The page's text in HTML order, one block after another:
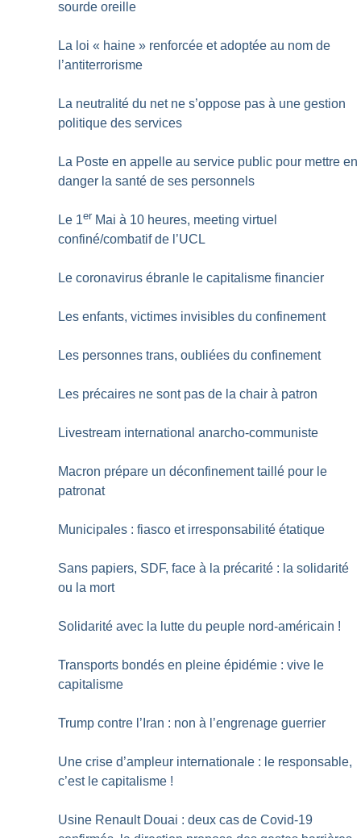
sourde oreille
La loi « haine » renforcée et adoptée au nom de
l’antiterrorisme
La neutralité du net ne s’oppose pas à une gestion
politique des services
La Poste en appelle au service public pour mettre en
danger la santé de ses personnels
Le 1er Mai à 10 heures, meeting virtuel
confiné/combatif de l’UCL
Le coronavirus ébranle le capitalisme financier
Les enfants, victimes invisibles du confinement
Les personnes trans, oubliées du confinement
Les précaires ne sont pas de la chair à patron
Livestream international anarcho-communiste
Macron prépare un déconfinement taillé pour le
patronat
Municipales : fiasco et irresponsabilité étatique
Sans papiers, SDF, face à la précarité : la solidarité
ou la mort
Solidarité avec la lutte du peuple nord-américain !
Transports bondés en pleine épidémie : vive le
capitalisme
Trump contre l’Iran : non à l’engrenage guerrier
Une crise d’ampleur internationale : le responsable,
c’est le capitalisme !
Usine Renault Douai : deux cas de Covid-19